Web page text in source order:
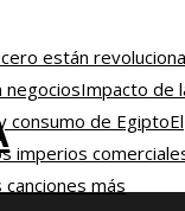
están
negociosImpacto de
consumo de EgiptoEl
imperios
canciones más